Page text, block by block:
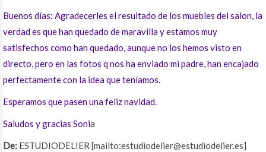
Buenos días: Agradecerles el resultado de los muebles del salon, la
verdad es que han quedado de maravilla y estamos muy
satisfechos como han quedado, aunque no los hemos visto en
directo, pero en las fotos q nos ha enviado mi padre, han encajado
perfectamente con la idea que teníamos.
Esperamos que pasen una feliz navidad.
Saludos y gracias Sonia
De: ESTUDIODELIER [mailto:estudiodelier@estudiodelier.es]